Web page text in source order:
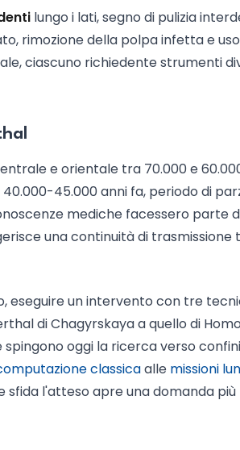
lungo i lati, segno di pulizia
rimozione della polpa infetta e
ciascuno richiedente strumenti
e orientale tra 70.000 e
45.000 anni fa, periodo di
mediche facessero parte
una continuità di trasmissione
eseguire un intervento con tre
di Chagyrskaya a quello di Homo
spingono oggi la ricerca verso confini
classicaalle missioni
sfida l'atteso apre una domanda più